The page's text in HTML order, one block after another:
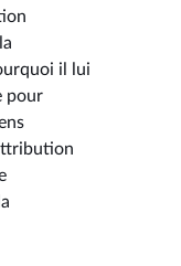
il lui
pour